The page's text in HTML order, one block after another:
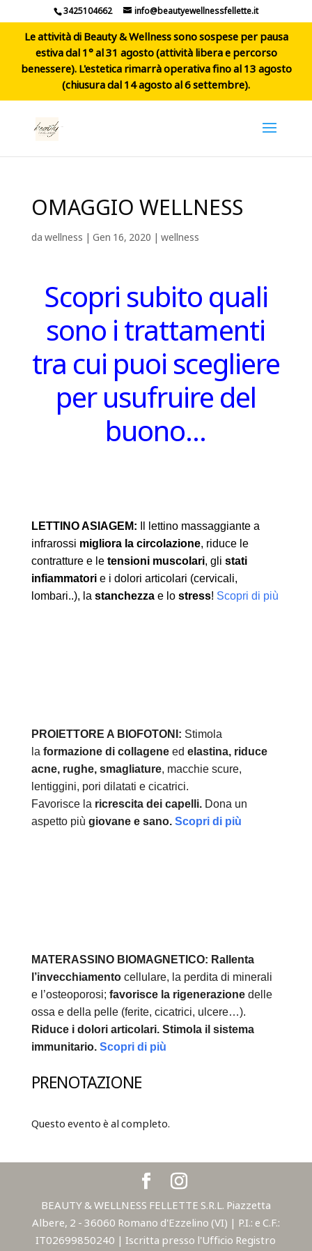
3425104662 info@beautyewellnessfellette.it
Le attività di Beauty & Wellness sono sospese per pausa
estiva dal 1° al 31 agosto (attività libera e percorso
benessere). L'estetica rimarrà operativa fino al 13 agosto
(chiusura dal 14 agosto al 6 settembre).
OMAGGIO WELLNESS
dawellness | Gen 16, 2020 | wellness
Scopri subito quali
sono i trattamenti
tra cui puoi scegliere
per usufruire del
buono…
LETTINO ASIAGEM:
Il lettino massaggiante a
infrarossi migliora la circolazione, riduce le
contratture e le tensioni muscolari, gli stati
infiammatori e i dolori articolari (cervicali,
lombari..), la stanchezzae lo stress! Scopri di più
PROIETTORE A BIOFOTONI: Stimola
la formazione di collagene ed elastina, riduce
acne, rughe, smagliature, macchie scure,
lentiggini, pori dilatati e cicatrici.
Favorisce la ricrescita dei capelli. Dona un
aspetto più giovane e sano. Scopri di più
MATERASSINO BIOMAGNETICO: Rallenta
l’invecchiamentocellulare, la perdita di minerali
e l’osteoporosi; favorisce la rigenerazionedelle
ossa e della pelle (ferite, cicatrici, ulcere…).
Riduce i dolori articolari. Stimola il sistema
immunitario. Scopri di più
PRENOTAZIONE
Questo evento è al completo.
BEAUTY & WELLNESS FELLETTE S.R.L. Piazzetta
Albere, 2 - 36060 Romano d'Ezzelino (VI) | P.I.: e C.F.:
IT02699850240 | Iscritta presso l'Ufficio Registro